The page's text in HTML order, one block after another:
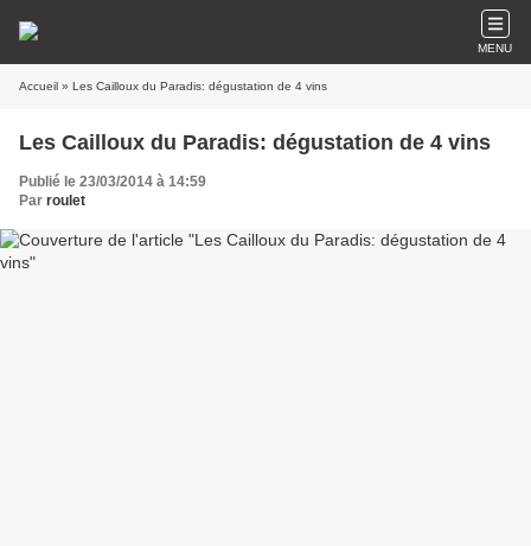
MENU
Accueil » Les Cailloux du Paradis: dégustation de 4 vins
Les Cailloux du Paradis: dégustation de 4 vins
Publié le 23/03/2014 à 14:59
Par roulet